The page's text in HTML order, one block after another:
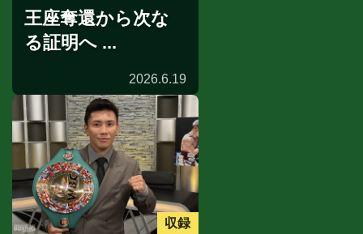
王座奪還から次な
る証明へ ...
2026.6.19
収録